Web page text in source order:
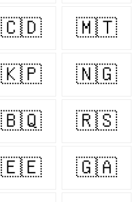
🇨🇩 🇲🇹
🇰🇵 🇳🇬
🇧🇶 🇷🇸
🇪🇪 🇬🇦